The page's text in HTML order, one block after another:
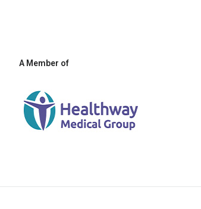
A Member of